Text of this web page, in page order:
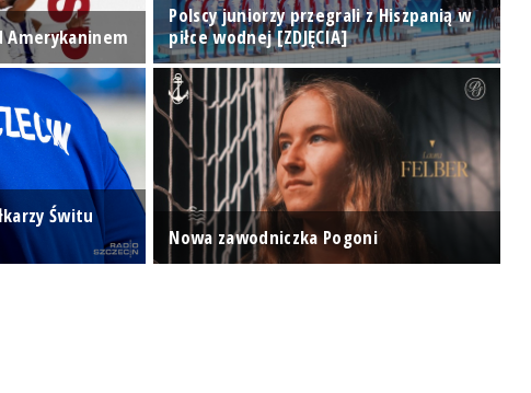
Amerykaninem
Polscy juniorzy przegrali z Hiszpanią w
piłce wodnej [ZDJĘCIA]
Świtu
Nowa zawodniczka Pogoni